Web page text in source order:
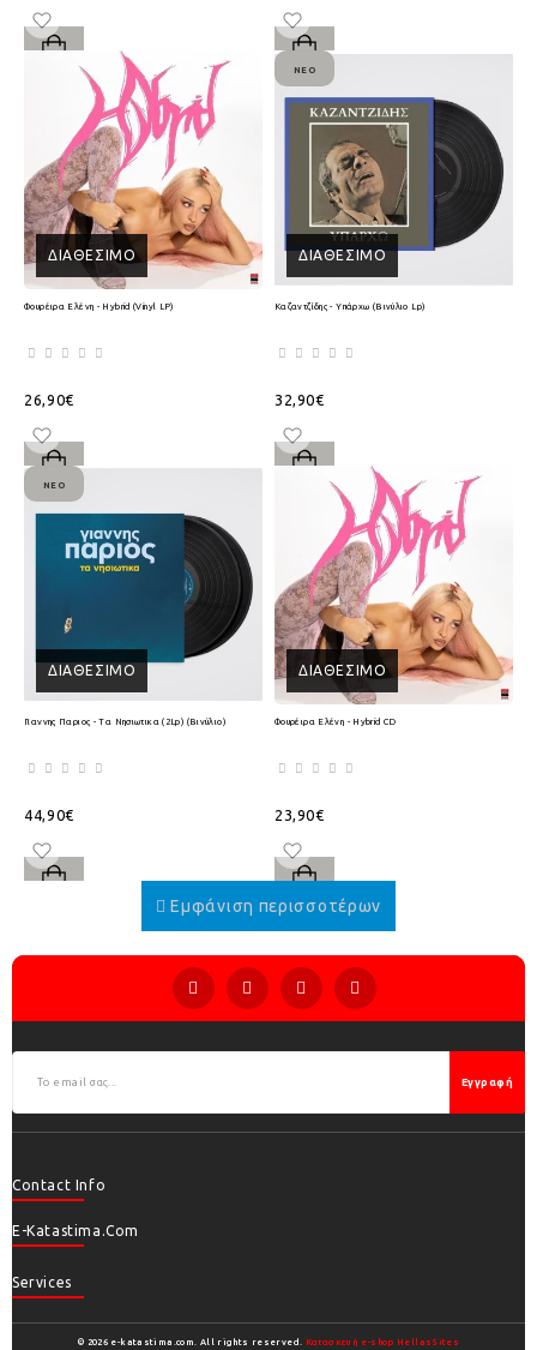
ΔΙΑΘΈΣΙΜΟ
Φουρέιρα Ελένη - Hybrid (Vinyl LP)
26,90€
ΔΙΑΘΈΣΙΜΟ
ΝΈΟ
Καζαντζίδης - Υπάρχω (Βινύλιο Lp)
32,90€
ΔΙΑΘΈΣΙΜΟ
ΝΈΟ
Γιαννης Παριος - Τα Νησιωτικα (2Lp) (Βινύλιο)
44,90€
ΔΙΑΘΈΣΙΜΟ
Φουρέιρα Ελένη - Hybrid CD
23,90€
Εγγραφή
Contact Info
E-Katastima.com
Services
© 2026 e-katastima.com. All rights reserved. Κατασκευή e-shop HellasSites